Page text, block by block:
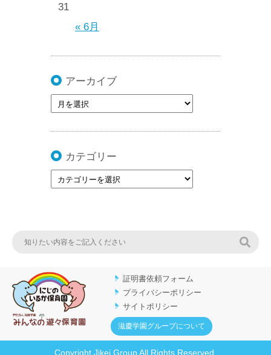
« 6月
31
アーカイブ
カテゴリー
証明書依頼フォーム
プライバシーポリシー
サイトポリシー
滋慶学園グループについて
Copyright Jikei Group All Rights Reserved.